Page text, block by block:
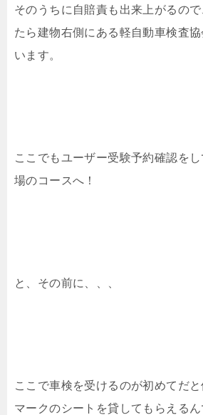
そのうちに自賠責も出来上がるの
たら建物右側にある軽自動車検査
います。
ここでもユーザー受験予約確認を
場のコースへ！
と、その前に、、、
ここで車検を受けるのが初めてだ
マークのシートを貸してもらえるん